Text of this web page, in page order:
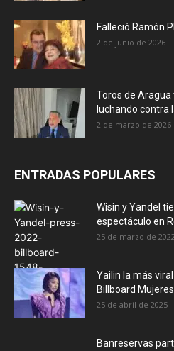
Falleció Ramón
2 de junio de 2026
Toros de
luchando contra
2 de marzo de 2026
ENTRADAS POPULARES
Wisin y Yandel
espectáculo en
25 de marzo de 2022
Yailin la más
Billboard Mujeres...
25 de abril de 2025
Banreservas